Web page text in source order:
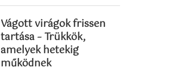
Vágott virágok frissen
tartása – Trükkök,
amelyek hetekig
működnek